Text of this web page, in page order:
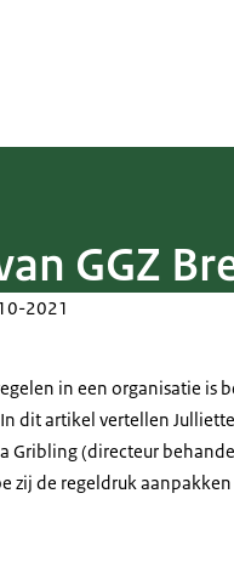
GGZ
2021
in een organisatie is
dit artikel vertellen
Gribling (directeur
zij de regeldruk